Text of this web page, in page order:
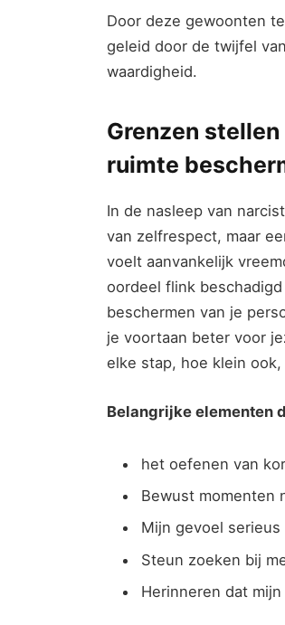
Door ⁢deze gewoonten
geleid door de twijfel
‌waardigheid.
Grenzen
ruimte
In⁣ de nasleep van
van zelfrespect,‍ maar
voelt aanvankelijk
oordeel flink
beschermen van je
je ‌voortaan beter voor
elke stap, ‌hoe⁣ klein
Belangrijke elementen
het oefenen van
Bewust momenten
Mijn‌ gevoel⁢
Steun zoeken bij
Herinneren dat